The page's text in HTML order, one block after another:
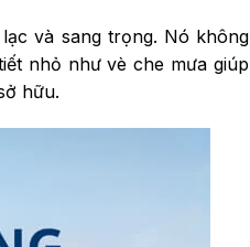
và sang trọng. Nó không
nhỏ như vè che mưa giúp
hữu.